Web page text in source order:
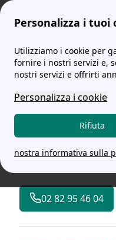
Personalizza i tuoi
Utilizziamo i cookie per
fornire i nostri servizi e,
nostri servizi e offrirti
Personalizza i cookie
Rifiuta
nostra informativa sulla
tariffe-energia.it
02 82 95 46 04